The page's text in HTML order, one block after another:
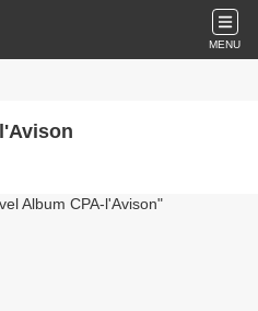
MENU